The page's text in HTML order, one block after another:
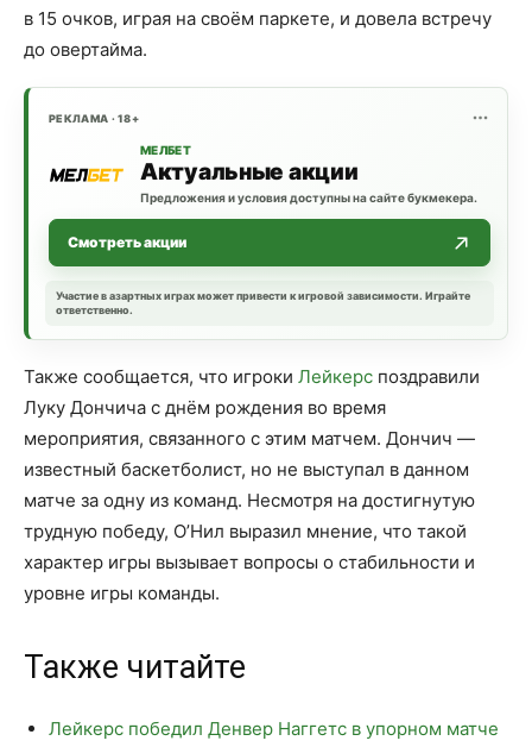
в 15 очков, играя на своём паркете, и довела встречу
до овертайма.
РЕКЛАМА · 18+
МЕЛБЕТ
Актуальные акции
Предложения и условия доступны на сайте букмекера.
Смотреть акции
Участие в азартных играх может привести к игровой зависимости. Играйте
ответственно.
Также сообщается, что игроки Лейкерс поздравили
Луку Дончича с днём рождения во время
мероприятия, связанного с этим матчем. Дончич —
известный баскетболист, но не выступал в данном
матче за одну из команд. Несмотря на достигнутую
трудную победу, О’Нил выразил мнение, что такой
характер игры вызывает вопросы о стабильности и
уровне игры команды.
Также читайте
Лейкерс победил Денвер Наггетс в упорном матче